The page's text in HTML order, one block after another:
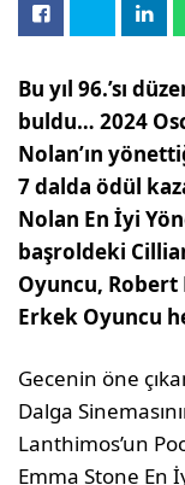
Bu yıl 96.’sı
buldu… 2024
Nolan’ın
7 dalda ödül
Nolan En İyi
başroldeki
Oyuncu, Robert
Erkek Oyuncu
Gecenin öne
Dalga
Lanthimos’un
Emma Stone En